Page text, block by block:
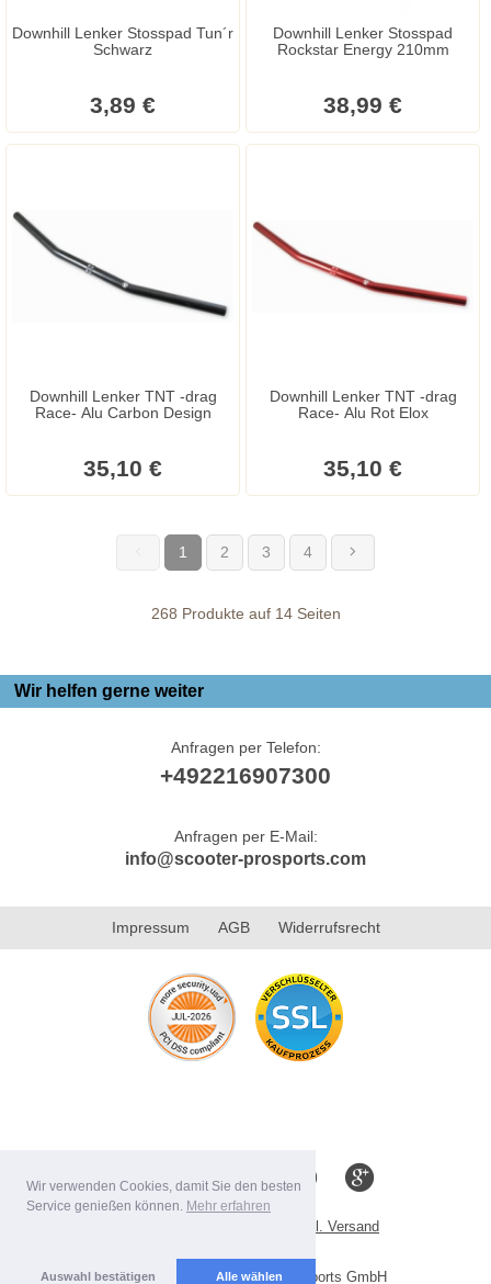
Wir verwenden Cookies, damit Sie den besten
Service genießen können. Mehr erfahren
Auswahl bestätigen Alle wählen
Downhill Lenker Stosspad Tun´r
Schwarz
3,89 €
Downhill Lenker Stosspad
Rockstar Energy 210mm
38,99 €
Downhill Lenker TNT -drag
Race- Alu Carbon Design
35,10 €
Downhill Lenker TNT -drag
Race- Alu Rot Elox
35,10 €
1 (current)
2 3 4
268 Produkte auf 14 Seiten
Wir helfen gerne weiter
Anfragen per Telefon:
+492216907300
Anfragen per E-Mail:
info@scooter-prosports.com
Impressum AGB Widerrufsrecht
Alle Preise inkl. MwSt. evtl. zzgl. Versand
Copyright 2026 by Scooter-ProSports GmbH